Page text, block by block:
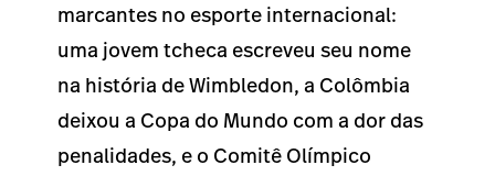
marcantes no esporte internacional:
uma jovem tcheca escreveu seu nome
na história de Wimbledon, a Colômbia
deixou a Copa do Mundo com a dor das
penalidades, e o Comitê Olímpico